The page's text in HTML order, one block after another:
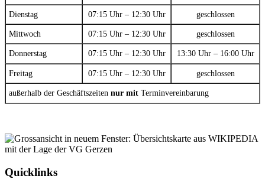
Dienstag 07:15 Uhr – 12:30 Uhr geschlossen
Mittwoch 07:15 Uhr – 12:30 Uhr geschlossen
Donnerstag 07:15 Uhr – 12:30 Uhr 13:30 Uhr – 16:00 Uhr
Freitag 07:15 Uhr – 12:30 Uhr geschlossen
außerhalb der Geschäftszeiten nur mit Terminvereinbarung
Quicklinks